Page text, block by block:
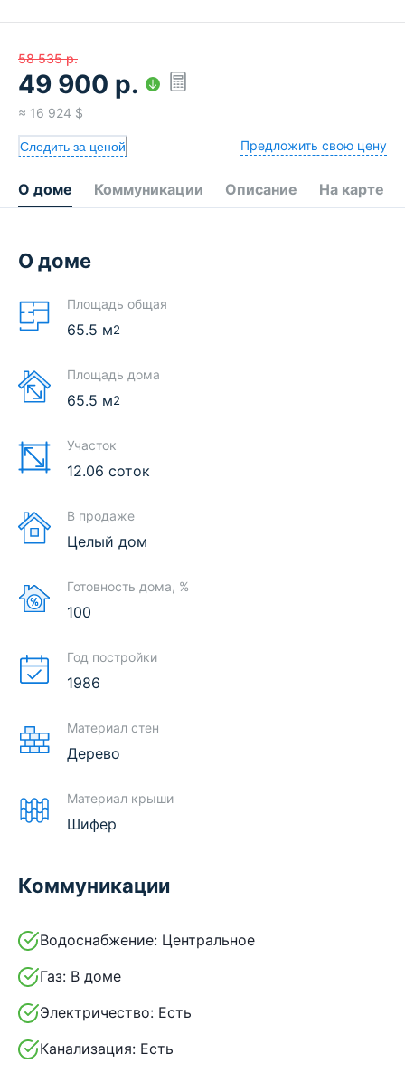
58 535 р.
49 900 р.
≈ 16 924 $
Следить за ценой Предложить свою цену
О доме Коммуникации Описание На карте
О доме
Площадь общая
65.5 м2
Площадь дома
65.5 м2
Участок
12.06 соток
В продаже
Целый дом
Готовность дома, %
100
Год постройки
1986
Материал стен
Дерево
Материал крыши
Шифер
Коммуникации
Водоснабжение: Центральное
Газ: В доме
Электричество: Есть
Канализация: Есть